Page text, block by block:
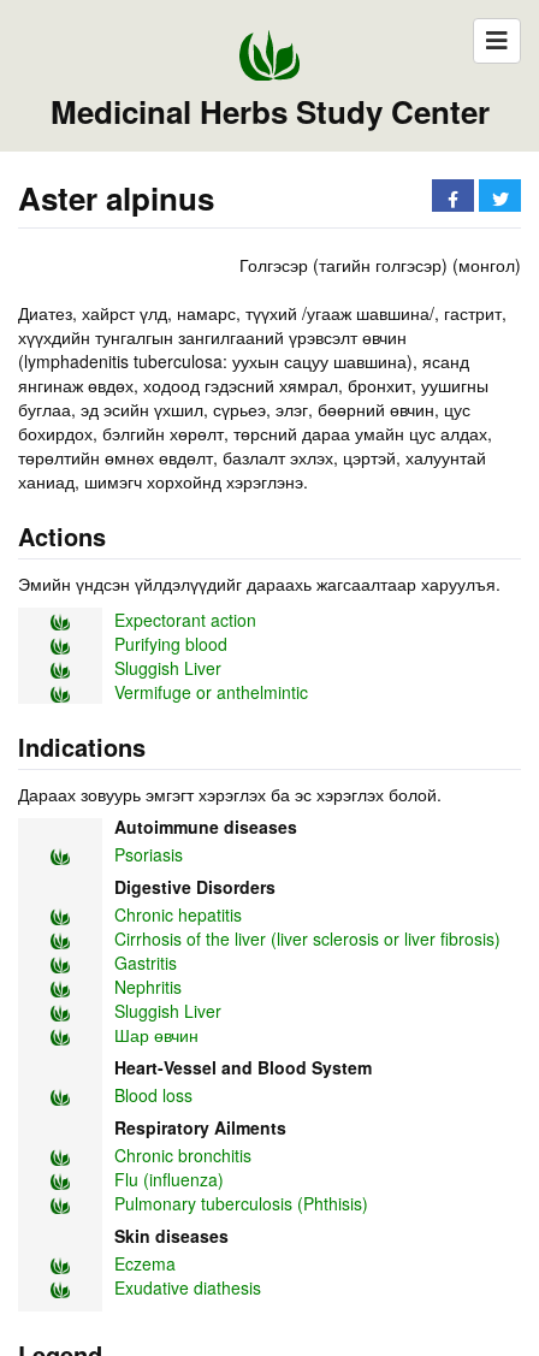
Medicinal Herbs Study Center
Aster alpinus
Голгэсэр (тагийн голгэсэр) (монгол)
Диатез, хайрст үлд, намарс, түүхий /угааж шавшина/, гастрит,
хүүхдийн тунгалгын зангилгааний үрэвсэлт өвчин
(lymphadenitis tuberculosa: уухын сацуу шавшина), ясанд
янгинаж өвдөх, ходоод гэдэсний хямрал, бронхит, уушигны
буглаа, эд эсийн үхшил, сүрьеэ, элэг, бөөрний өвчин, цус
бохирдох, бэлгийн хөрөлт, төрсний дараа умайн цус алдах,
төрөлтийн өмнөх өвдөлт, базлалт эхлэх, цэртэй, халуунтай
ханиад, шимэгч хорхойнд хэрэглэнэ.
Actions
Эмийн үндсэн үйлдэлүүдийг дараахь жагсаалтаар харуулъя.
Expectorant action
Purifying blood
Sluggish Liver
Vermifuge or anthelmintic
Indications
Дараах зовуурь эмгэгт хэрэглэх ба эс хэрэглэх болой.
Autoimmune diseases
Psoriasis
Digestive Disorders
Chronic hepatitis
Cirrhosis of the liver (liver sclerosis or liver fibrosis)
Gastritis
Nephritis
Sluggish Liver
Шар өвчин
Heart-Vessel and Blood System
Blood loss
Respiratory Ailments
Chronic bronchitis
Flu (influenza)
Pulmonary tuberculosis (Phthisis)
Skin diseases
Eczema
Exudative diathesis